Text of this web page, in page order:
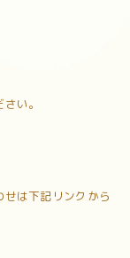
い。
は下記リンクから